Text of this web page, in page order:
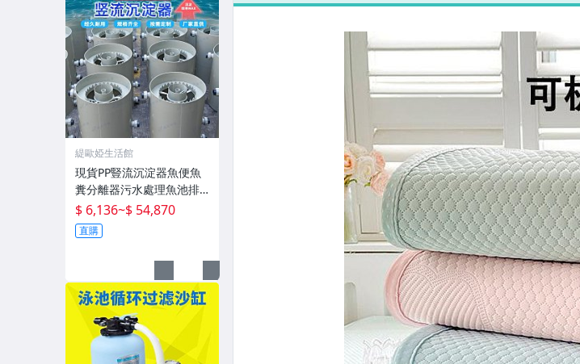
緹歐婭生活館
現貨PP豎流沉淀器魚便魚
糞分離器污水處理魚池排
污化水產殖設備
$ 6,136~$ 54,870
直購